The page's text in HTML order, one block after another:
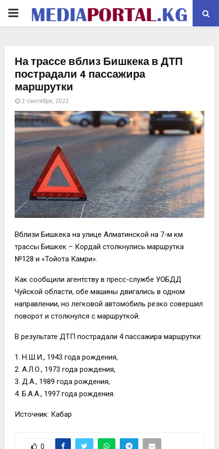
PRIMARY
На трассе вблиз Бишкека в ДТП
пострадали 4 пассажира
маршрутки
2 сентября, 2022
Вблизи Бишкека на улице Алматинской на 7-м км
трассы Бишкек – Кордай столкнулись маршрутка
№128 и «Тойота Камри».
Как сообщили агентству в пресс-службе УОБДД
Чуйской области, обе машины двигались в одном
направлении, но легковой автомобиль резко совершил
поворот и столкнулся с маршруткой.
В результате ДТП пострадали 4 пассажира маршрутки:
1. Н.Ш.И., 1943 года рождения,
2. А.Л.О., 1973 года рождения,
3. Д.А., 1989 года рождения,
4. Б.А.А., 1997 года рождения.
Источник: Кабар
0